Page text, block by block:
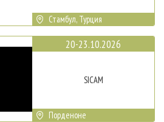
Стамбул, Турция
20-23.10.2026
SICAM
Порденоне